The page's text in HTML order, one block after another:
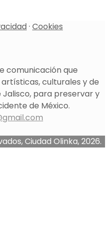
· Cookies
comunicación que
culturales y de
Jalisco, para preservar y
de México.
Ciudad Olinka, 2026.